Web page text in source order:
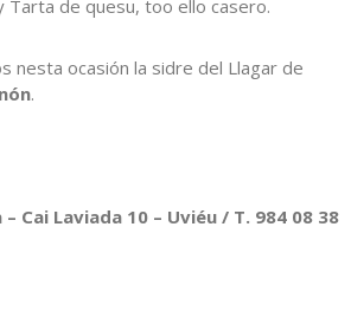
Tarta de quesu, too ello casero.
nesta ocasión la sidre del Llagar de
.
Cai Laviada 10 – Uviéu / T. 984 08 38